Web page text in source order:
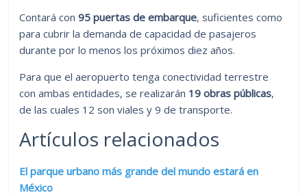
Contará con 95 puertas de embarque, suficientes como
para cubrir la demanda de capacidad de pasajeros
durante por lo menos los próximos diez años.
Para que el aeropuerto tenga conectividad terrestre
con ambas entidades, se realizarán 19 obras públicas,
de las cuales 12 son viales y 9 de transporte.
Artículos relacionados
El parque urbano más grande del mundo estará en
México